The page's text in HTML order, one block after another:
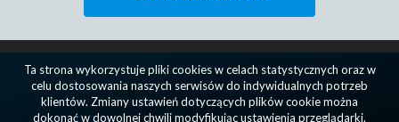
Ta strona wykorzystuje pliki cookies w celach statystycznych oraz w
celu dostosowania naszych serwisów do indywidualnych potrzeb
klientów. Zmiany ustawień dotyczących plików cookie można
dokonać w dowolnej chwili modyfikując ustawienia przeglądarki.